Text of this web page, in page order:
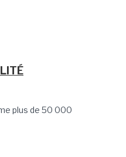
plus de 50 000